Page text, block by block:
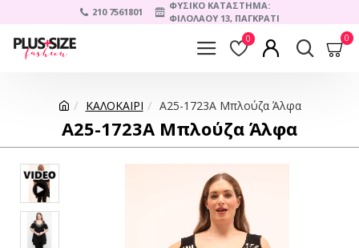
210 7561801
ΦΥΣΙΚΟ ΚΑΤΑΣΤΗΜΑ:
ΦΙΛΟΛΑΟΥ 13, ΠΑΓΚΡΑΤΙ
0 0
ΚΑΛΟΚΑΙΡΙ A25-1723A Μπλούζα Άλφα
A25-1723A Μπλούζα Άλφα